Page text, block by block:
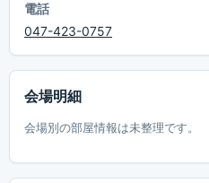
電話
047-423-0757
会場明細
会場別の部屋情報は未整理です。